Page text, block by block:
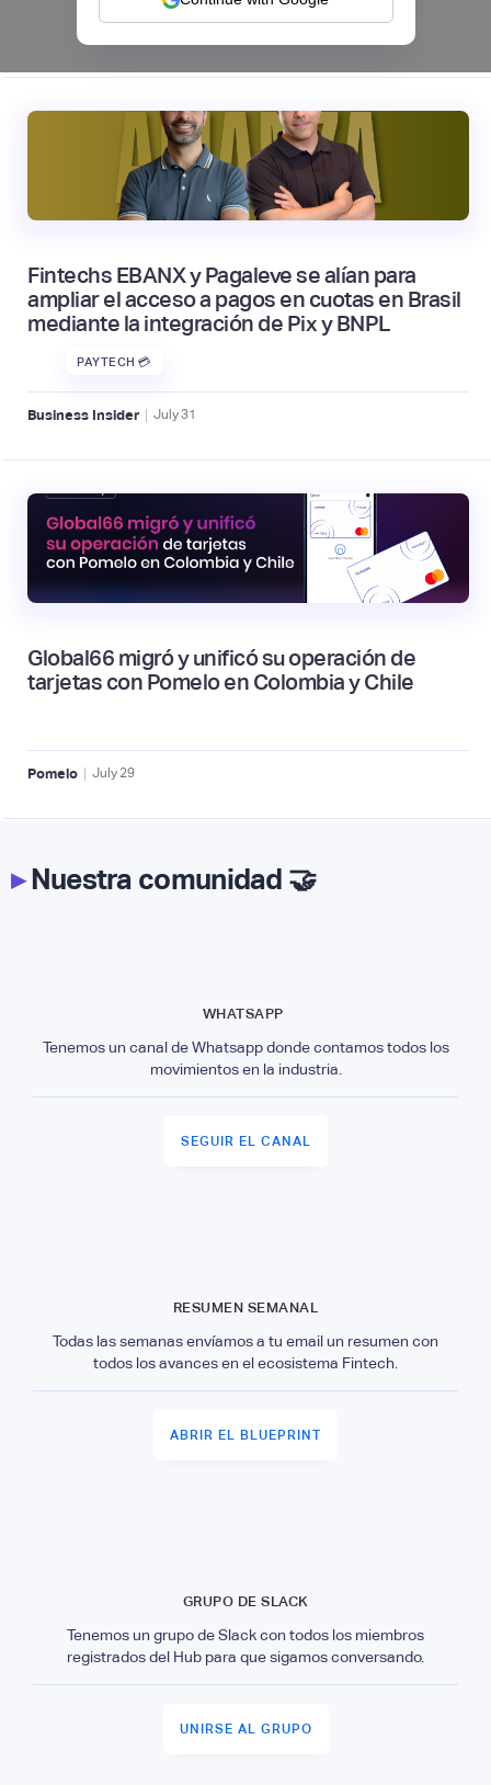
August
Fintechs EBANX y Pagaleve se alían para
ampliar el acceso a pagos en cuotas en Brasil
mediante la integración de Pix y BNPL
PAYTECH 💳
Business Insider | July31
Global66 migró y unificó su operación de
tarjetas con Pomelo en Colombia y Chile
Pomelo | July29
▸Nuestra comunidad 🤝
WHATSAPP
Tenemos un canal de Whatsapp donde contamos todos los
movimientos en la industria.
SEGUIR EL CANAL
RESUMEN SEMANAL
Todas las semanas envíamos a tu email un resumen con
todos los avances en el ecosistema Fintech.
ABRIR EL BLUEPRINT
GRUPO DE SLACK
Tenemos un grupo de Slack con todos los miembros
registrados del Hub para que sigamos conversando.
UNIRSE AL GRUPO